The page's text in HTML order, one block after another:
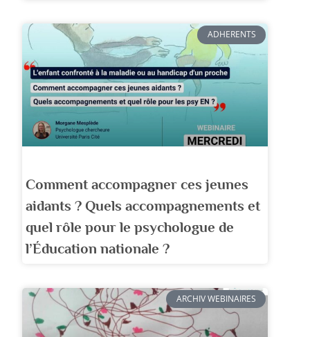
ADHERENTS
Comment accompagner ces jeunes
aidants ? Quels accompagnements et
quel rôle pour le psychologue de
l’Éducation nationale ?
ARCHIV WEBINAIRES